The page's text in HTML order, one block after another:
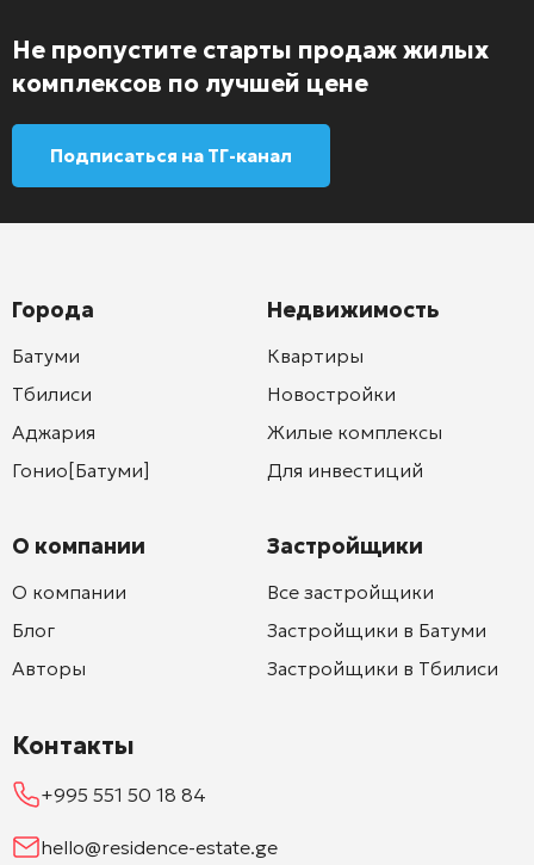
Не пропустите старты продаж жилых
комплексов по лучшей цене
Подписаться на ТГ-канал
Города
Батуми
Тбилиси
Аджария
Гонио[Батуми]
О компании
О компании
Блог
Авторы
Недвижимость
Квартиры
Новостройки
Жилые комплексы
Для инвестиций
Застройщики
Все застройщики
Застройщики в Батуми
Застройщики в Тбилиси
Контакты
+995 551 50 18 84
hello@residence-estate.ge